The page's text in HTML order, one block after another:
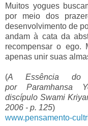
Muitos yogues
por meio dos
desenvolvimento de
andam à cata da
recompensar o ego.
apenas unir suas
(A Essência do
por Paramhansa
discípulo Swami
2006 - p. 125)
www.pensamento-